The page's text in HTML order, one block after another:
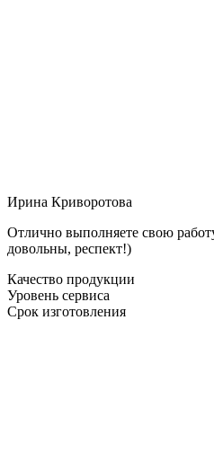
Ирина Криворотова
Отлично выполняете свою
довольны, респект!)
Качество продукции
Уровень сервиса
Срок изготовления